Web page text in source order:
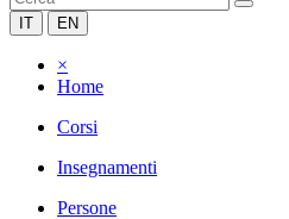
IT EN
×
Home
Corsi
Insegnamenti
Persone